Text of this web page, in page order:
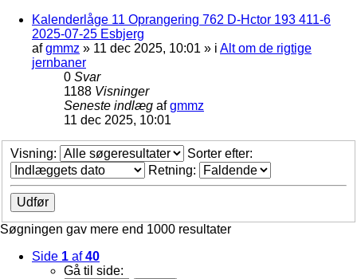
Kalenderlåge 11 Oprangering 762 D-Hctor 193 411-6
2025-07-25 Esbjerg
afgmmz » 11 dec 2025, 10:01 » i Alt om de rigtige
jernbaner
0 Svar
1188 Visninger
Seneste indlæg afgmmz
11 dec 2025, 10:01
Visning:
Sorter efter:
Retning:
Søgningen gav mere end 1000 resultater
Side 1 af40
Gå til side: